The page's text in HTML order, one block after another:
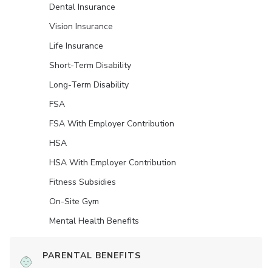
Dental Insurance
Vision Insurance
Life Insurance
Short-Term Disability
Long-Term Disability
FSA
FSA With Employer Contribution
HSA
HSA With Employer Contribution
Fitness Subsidies
On-Site Gym
Mental Health Benefits
PARENTAL BENEFITS